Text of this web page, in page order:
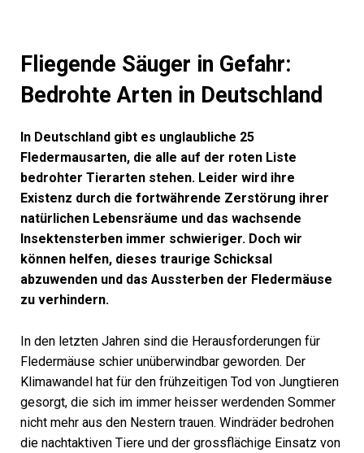
Fliegende Säuger in Gefahr:
Bedrohte Arten in Deutschland
In Deutschland gibt es unglaubliche 25
Fledermausarten, die alle auf der roten Liste
bedrohter Tierarten stehen. Leider wird ihre
Existenz durch die fortwährende Zerstörung ihrer
natürlichen Lebensräume und das wachsende
Insektensterben immer schwieriger. Doch wir
können helfen, dieses traurige Schicksal
abzuwenden und das Aussterben der Fledermäuse
zu verhindern.
In den letzten Jahren sind die Herausforderungen für
Fledermäuse schier unüberwindbar geworden. Der
Klimawandel hat für den frühzeitigen Tod von Jungtieren
gesorgt, die sich im immer heisser werdenden Sommer
nicht mehr aus den Nestern trauen. Windräder bedrohen
die nachtaktiven Tiere und der grossflächige Einsatz von